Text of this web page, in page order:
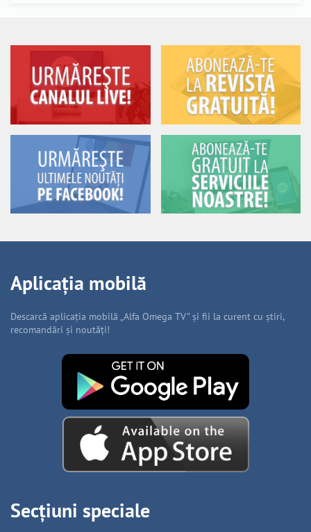
Aplicația mobilă
Descarcă aplicația mobilă „Alfa Omega TV” și fii la curent cu știri,
recomandări și noutăți!
Secțiuni speciale